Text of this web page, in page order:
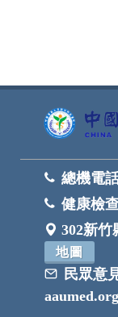
總機電話
健康檢
302新竹
地圖
民眾意